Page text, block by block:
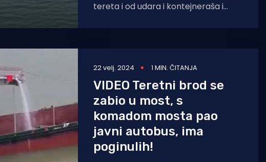
tereta i od udara i kontejneraša i
Frances
22 velj. 2024 1 MIN. ČITANJA
VIDEO Teretni brod se
zabio u most, s
komadom mosta pao
javni autobus, ima
poginulih!